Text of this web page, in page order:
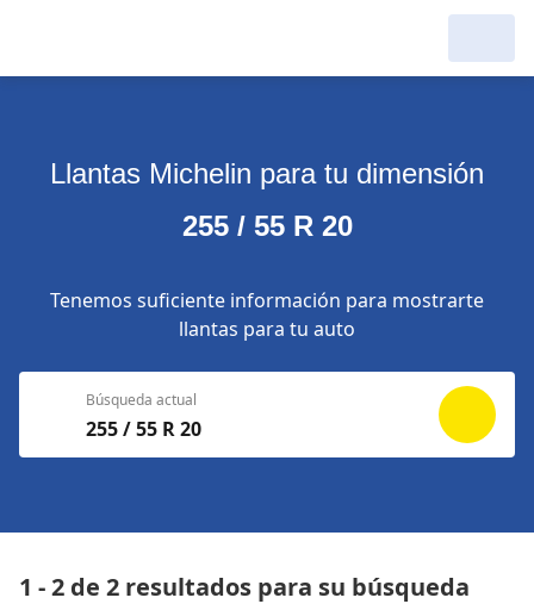
Llantas Michelin para tu dimensión
255 / 55 R 20
Tenemos suficiente información para mostrarte
llantas para tu auto
Búsqueda actual
255 / 55 R 20
1 - 2 de 2 resultados para su búsqueda